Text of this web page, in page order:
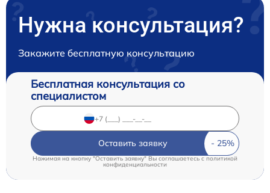
Нужна консультация?
Закажите бесплатную консультацию
Бесплатная консультация со
специалистом
Оставить заявку
Нажимая на кнопку "Оставить заявку" Вы соглашаетесь c политикой
конфиденциальности